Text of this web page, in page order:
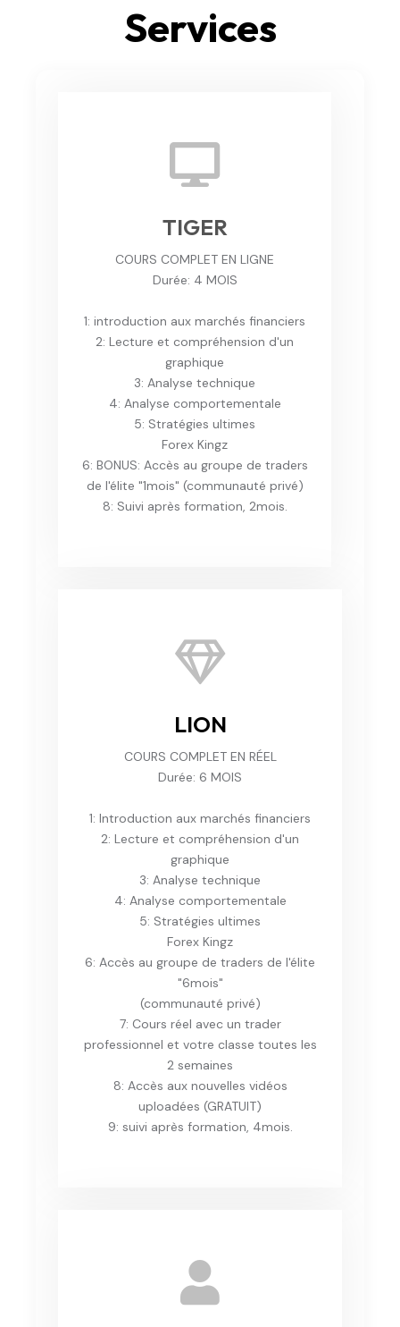
Services
TIGER
COURS COMPLET EN LIGNE
Durée: 4 MOIS
1: introduction aux marchés financiers
2: Lecture et compréhension d'un
graphique
3: Analyse technique
4: Analyse comportementale
5: Stratégies ultimes
Forex Kingz
6: BONUS: Accès au groupe de traders
de l'élite "1mois" (communauté privé)
8: Suivi après formation, 2mois.
LION
COURS COMPLET EN RÉEL
Durée: 6 MOIS
1: Introduction aux marchés financiers
2: Lecture et compréhension d'un
graphique
3: Analyse technique
4: Analyse comportementale
5: Stratégies ultimes
Forex Kingz
6: Accès au groupe de traders de l'élite
"6mois"
(communauté privé)
7: Cours réel avec un trader
professionnel et votre classe toutes les
2 semaines
8: Accès aux nouvelles vidéos
uploadées (GRATUIT)
9: suivi après formation, 4mois.